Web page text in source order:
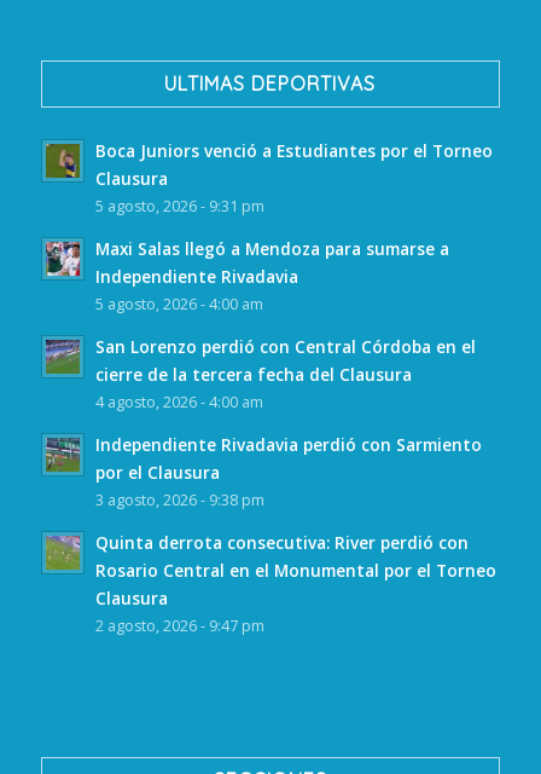
ULTIMAS DEPORTIVAS
Boca Juniors venció a Estudiantes por el Torneo
Clausura
5 agosto, 2026 - 9:31 pm
Maxi Salas llegó a Mendoza para sumarse a
Independiente Rivadavia
5 agosto, 2026 - 4:00 am
San Lorenzo perdió con Central Córdoba en el
cierre de la tercera fecha del Clausura
4 agosto, 2026 - 4:00 am
Independiente Rivadavia perdió con Sarmiento
por el Clausura
3 agosto, 2026 - 9:38 pm
Quinta derrota consecutiva: River perdió con
Rosario Central en el Monumental por el Torneo
Clausura
2 agosto, 2026 - 9:47 pm